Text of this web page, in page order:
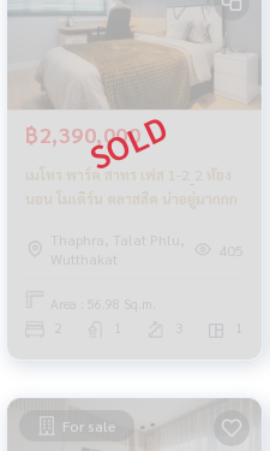
฿2,390,000
เมโทร พาร์ค สาทร เฟส 1-2_2 ห้อง
นอน โมเดิร์น คลาสสิค น่าอยู่มากกก
Thaphra, Talat Phlu,
Wutthakat
405
Area : 56.98 Sq.m.
2 1 1
For sale